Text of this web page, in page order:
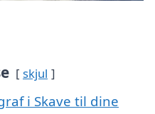
skjul
i Skave til dine